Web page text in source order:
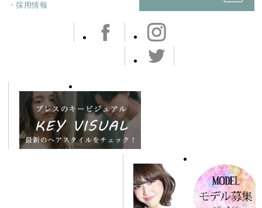
・採用情報